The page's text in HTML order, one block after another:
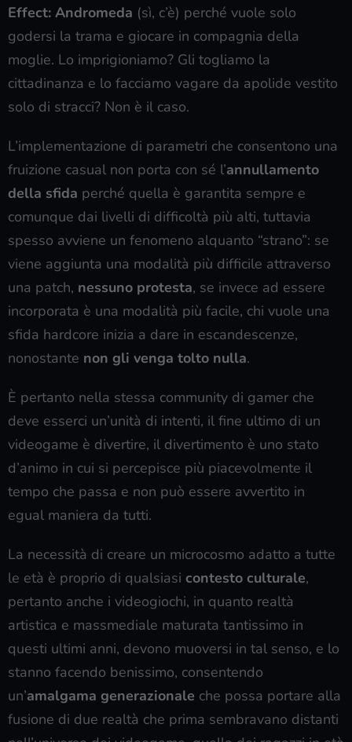
Effect: Andromeda (sì, c’è) perché vuole solo
godersi la trama e giocare in compagnia della
moglie. Lo imprigioniamo? Gli togliamo la
cittadinanza e lo facciamo vagare da apolide vestito
solo di stracci? Non è il caso.
L’implementazione di parametri che consentono una
fruizione casual non porta con sé l’annullamento
della sfida perché quella è garantita sempre e
comunque dai livelli di difficoltà più alti, tuttavia
spesso avviene un fenomeno alquanto “strano”: se
viene aggiunta una modalità più difficile attraverso
una patch, nessuno protesta, se invece ad essere
incorporata è una modalità più facile, chi vuole una
sfida hardcore inizia a dare in escandescenze,
nonostante non gli venga tolto nulla.
È pertanto nella stessa community di gamer che
deve esserci un’unità di intenti, il fine ultimo di un
videogame è divertire, il divertimento è uno stato
d’animo in cui si percepisce più piacevolmente il
tempo che passa e non può essere avvertito in
egual maniera da tutti.
La necessità di creare un microcosmo adatto a tutte
le età è proprio di qualsiasi contesto culturale,
pertanto anche i videogiochi, in quanto realtà
artistica e massmediale maturata tantissimo in
questi ultimi anni, devono muoversi in tal senso, e lo
stanno facendo benissimo, consentendo
un’amalgama generazionale che possa portare alla
fusione di due realtà che prima sembravano distanti